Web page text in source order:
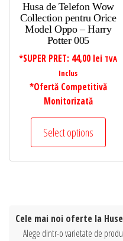
Husa de Telefon Wow
Collection pentru Orice
Model Oppo – Harry
Potter 005
*SUPER PRET: 44,00 lei TVA
Inclus
*Ofertă Competitivă
Monitorizată
Select options
Cele mai noi oferte la
Alege dintr-o varietate de